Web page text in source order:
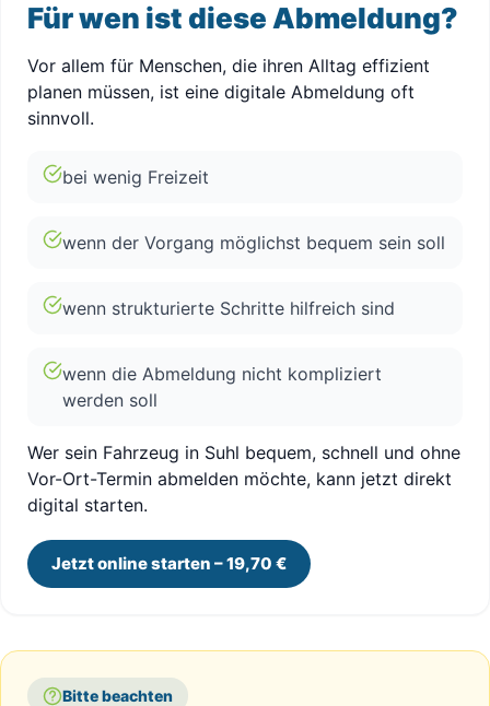
Für wen ist diese Abmeldung?
Vor allem für Menschen, die ihren Alltag effizient
planen müssen, ist eine digitale Abmeldung oft
sinnvoll.
bei wenig Freizeit
wenn der Vorgang möglichst bequem sein soll
wenn strukturierte Schritte hilfreich sind
wenn die Abmeldung nicht kompliziert
werden soll
Wer sein Fahrzeug in Suhl bequem, schnell und ohne
Vor-Ort-Termin abmelden möchte, kann jetzt direkt
digital starten.
Jetzt online starten – 19,70 €
Bitte beachten